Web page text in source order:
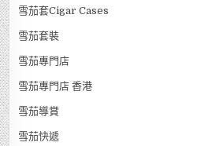
雪茄套Cigar Cases
雪茄套裝
雪茄專門店
雪茄專門店 香港
雪茄導賞
雪茄快遞